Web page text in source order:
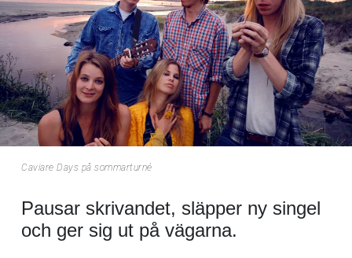
Caviare Days på sommarturné
Pausar skrivandet, släpper ny singel
och ger sig ut på vägarna.